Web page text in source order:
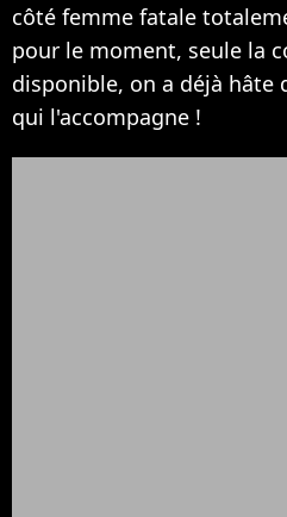
côté femme fatale
pour le moment, seule la
disponible, on a déjà hâte
qui l'accompagne !